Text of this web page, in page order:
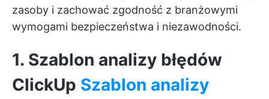
zasoby i zachować zgodność z branżowymi
wymogami bezpieczeństwa i niezawodności.
1. Szablon analizy błędów
ClickUp Szablon analizy